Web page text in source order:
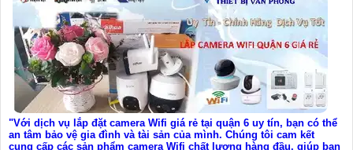
"Với dịch vụ lắp đặt camera Wifi giá rẻ tại quận 6 uy tín, bạn có thể
an tâm bảo vệ gia đình và tài sản của mình. Chúng tôi cam kết
cung cấp các sản phẩm camera Wifi chất lượng hàng đầu, giúp bạn